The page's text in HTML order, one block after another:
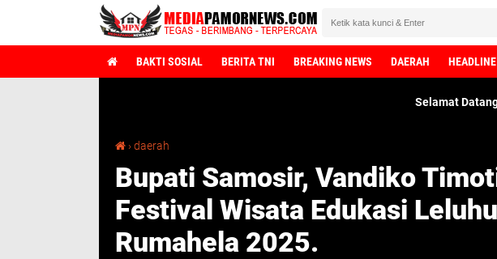
BAKTI SOSIAL BERITA TNI BREAKING NEWS DAERAH HEADLINE
Selamat Datang di
›daerah
Bupati Samosir, Vandiko
Festival Wisata Edukasi
Rumahela 2025.